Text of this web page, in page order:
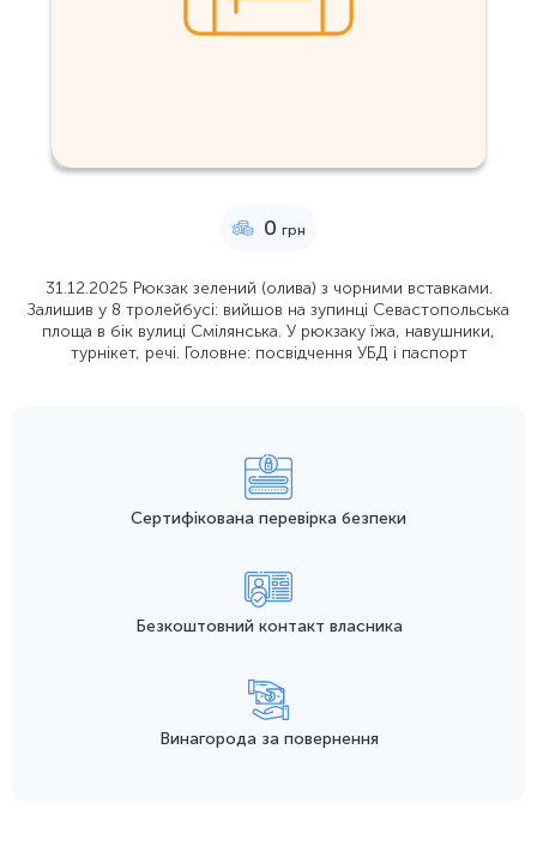
0 грн
31.12.2025 Рюкзак зелений (олива) з чорними вставками.
Залишив у 8 тролейбусі: вийшов на зупинці Севастопольська
площа в бік вулиці Смілянська. У рюкзаку їжа, навушники,
турнікет, речі. Головне: посвідчення УБД і паспорт
Сертифікована перевірка безпеки
Безкоштовний контакт власника
Винагорода за повернення